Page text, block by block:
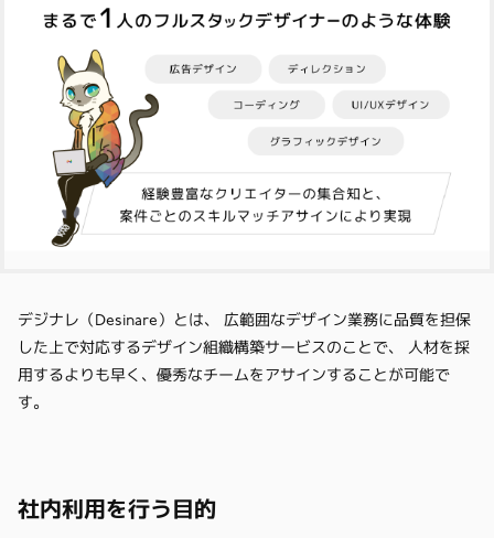
デジナレ（Desinare）とは、 広範囲なデザイン業務に品質を担保
した上で対応するデザイン組織構築サービスのことで、 人材を採
用するよりも早く、優秀なチームをアサインすることが可能で
す。
社内利用を行う目的